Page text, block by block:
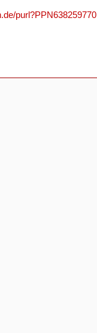
purl?PPN638259770